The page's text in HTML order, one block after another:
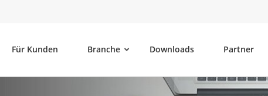
Für Kunden Branche Downloads Partner